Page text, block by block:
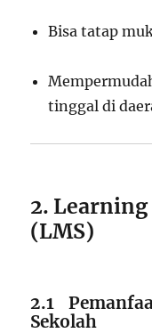
Bisa tatap
tinggal di
2.
(LMS)
2.1
Sekolah